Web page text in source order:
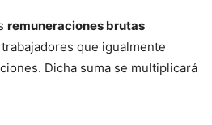
remuneraciones brutas
que igualmente
Dicha suma se multiplicará